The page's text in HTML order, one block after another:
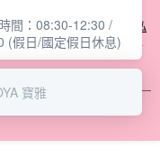
方式之詳情，及若您不希
設定，請參閱本網站「
隱私
您同意本公司得按本網站使
間：08:30-12:30 /
(假日/國定假日休息)
寶雅